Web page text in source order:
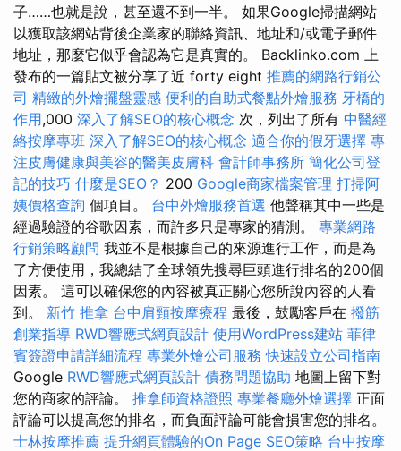
子……也就是說，甚至還不到一半。 如果Google掃描網站
以獲取該網站背後企業家的聯絡資訊、地址和/或電子郵件
地址，那麼它似乎會認為它是真實的。 Backlinko.com 上
發布的一篇貼文被分享了近 forty eight 推薦的網路行銷公
司 精緻的外燴擺盤靈感 便利的自助式餐點外燴服務 牙橋的
作用,000 深入了解SEO的核心概念 次，列出了所有 中醫經
絡按摩專班 深入了解SEO的核心概念 適合你的假牙選擇 專
注皮膚健康與美容的醫美皮膚科 會計師事務所 簡化公司登
記的技巧 什麼是SEO？ 200 Google商家檔案管理 打掃阿
姨價格查詢 個項目。 台中外燴服務首選 他聲稱其中一些是
經過驗證的谷歌因素，而許多只是專家的猜測。 專業網路
行銷策略顧問 我並不是根據自己的來源進行工作，而是為
了方便使用，我總結了全球領先搜尋巨頭進行排名的200個
因素。 這可以確保您的內容被真正關心您所說內容的人看
到。 新竹 推拿 台中肩頸按摩療程 最後，鼓勵客戶在 撥筋
創業指導 RWD響應式網頁設計 使用WordPress建站 菲律
賓簽證申請詳細流程 專業外燴公司服務快速設立公司指南
Google RWD響應式網頁設計 債務問題協助 地圖上留下對
您的商家的評論。 推拿師資格證照 專業餐廳外燴選擇 正面
評論可以提高您的排名，而負面評論可能會損害您的排名。
士林按摩推薦 提升網頁體驗的On Page SEO策略 台中按摩